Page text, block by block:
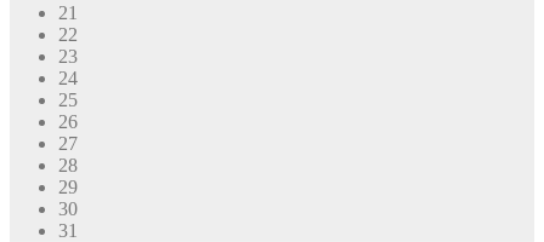
21
22
23
24
25
26
27
28
29
30
31